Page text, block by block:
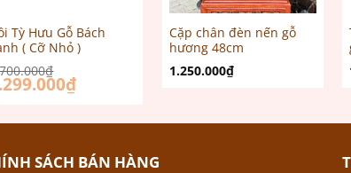
Tỳ Hưu Gỗ Bách
( Cỡ Nhỏ )
₫
₫Giá
1.299.000₫.
Cặp chân đèn nến gỗ
hương 48cm
1.250.000₫
SÁCH BÁN HÀNG